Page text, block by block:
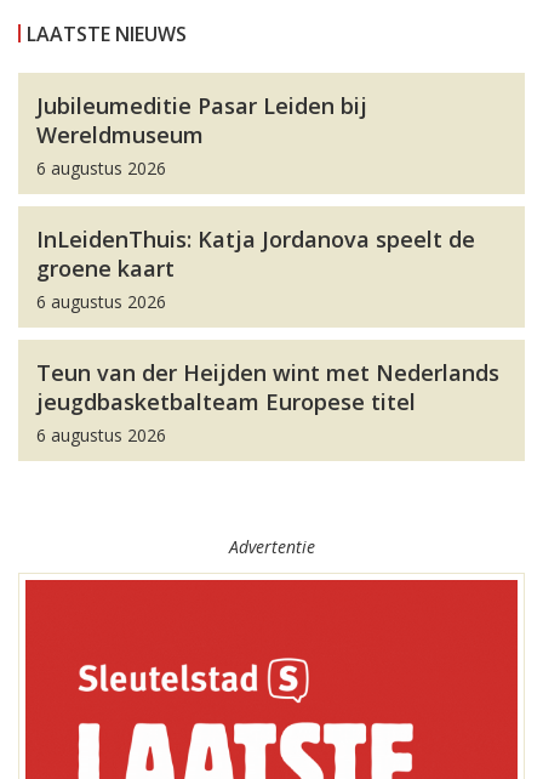
LAATSTE NIEUWS
Jubileumeditie Pasar Leiden bij
Wereldmuseum
6 augustus 2026
InLeidenThuis: Katja Jordanova speelt de
groene kaart
6 augustus 2026
Teun van der Heijden wint met Nederlands
jeugdbasketbalteam Europese titel
6 augustus 2026
Advertentie